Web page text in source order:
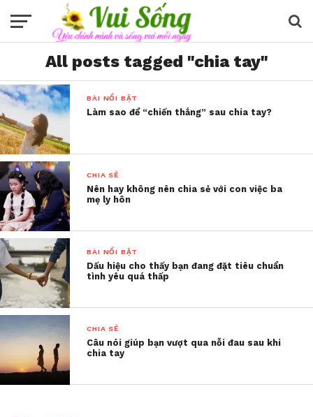
All posts tagged "chia tay"
BÀI NỔI BẬT
Làm sao để “chiến thắng” sau chia tay?
CHIA SẺ
Nên hay không nên chia sẻ với con việc ba
mẹ ly hôn
BÀI NỔI BẬT
Dấu hiệu cho thấy bạn đang đặt tiêu chuẩn
tình yêu quá thấp
CHIA SẺ
Câu nói giúp bạn vượt qua nỗi đau sau khi
chia tay